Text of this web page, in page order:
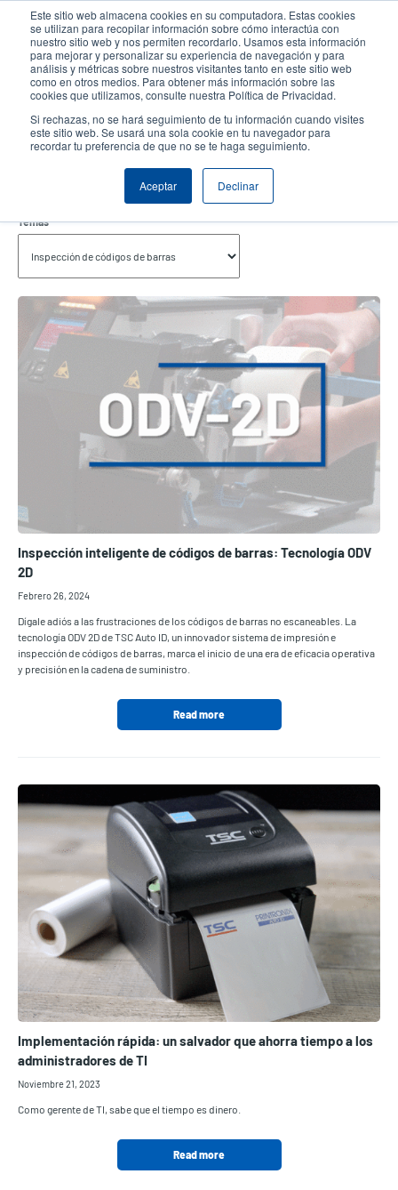
Este sitio web almacena cookies en su computadora. Estas cookies
se utilizan para recopilar información sobre cómo interactúa con
nuestro sitio web y nos permiten recordarlo. Usamos esta información
para mejorar y personalizar su experiencia de navegación y para
análisis y métricas sobre nuestros visitantes tanto en este sitio web
como en otros medios. Para obtener más información sobre las
cookies que utilizamos, consulte nuestra Política de Privacidad.
Si rechazas, no se hará seguimiento de tu información cuando visites
este sitio web. Se usará una sola cookie en tu navegador para
recordar tu preferencia de que no se te haga seguimiento.
Aceptar Declinar
contenido
principal
User
account
menu
User
Header
Selector de productos Soporte Técnico
Inspección De Códigos De Barras
Temas
Inspección inteligente de códigos de barras: Tecnología ODV
2D
Febrero 26, 2024
Dígale adiós a las frustraciones de los códigos de barras no escaneables. La
tecnología ODV 2D de TSC Auto ID, un innovador sistema de impresión e
inspección de códigos de barras, marca el inicio de una era de eficacia operativa
y precisión en la cadena de suministro.
Read more
Implementación rápida: un salvador que ahorra tiempo a los
administradores de TI
Noviembre 21, 2023
Como gerente de TI, sabe que el tiempo es dinero.
Read more